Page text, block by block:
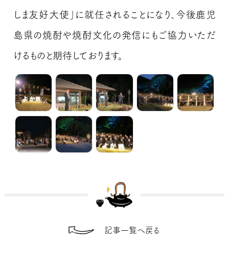
しま友好大使」に就任されることになり、今後鹿児
島県の焼酎や焼酎文化の発信にもご協力いただ
けるものと期待しております。
記事一覧へ戻る